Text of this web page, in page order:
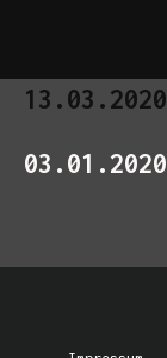
13.03.2020